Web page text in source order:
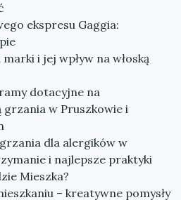
ekspresu Gaggia:
i jej wpływ na włoską
dotacyjne na
w Pruszkowie i
dla alergików w
i najlepsze praktyki
Mieszka?
– kreatywne pomysły